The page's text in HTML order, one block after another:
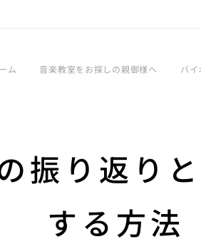
ム 音楽教室をお探しの親御様へ バイ
振り返り
する方法